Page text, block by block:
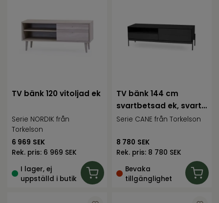
TV bänk 120 vitoljad ek
Serie NORDIK från
Torkelson
6 969 SEK
Rek. pris: 6 969 SEK
I lager, ej
uppställd i butik
TV bänk 144 cm
svartbetsad ek, svart
metallunderre
Serie CANE från Torkelson
8 780 SEK
Rek. pris: 8 780 SEK
Bevaka
tillgänglighet